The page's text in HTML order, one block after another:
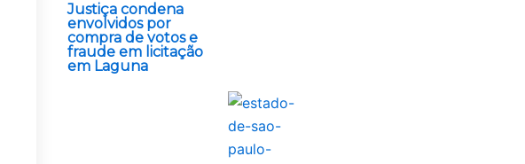
Justiça condena
envolvidos por
compra de votos e
fraude em licitação
em Laguna